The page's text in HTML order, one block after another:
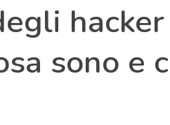
sono e